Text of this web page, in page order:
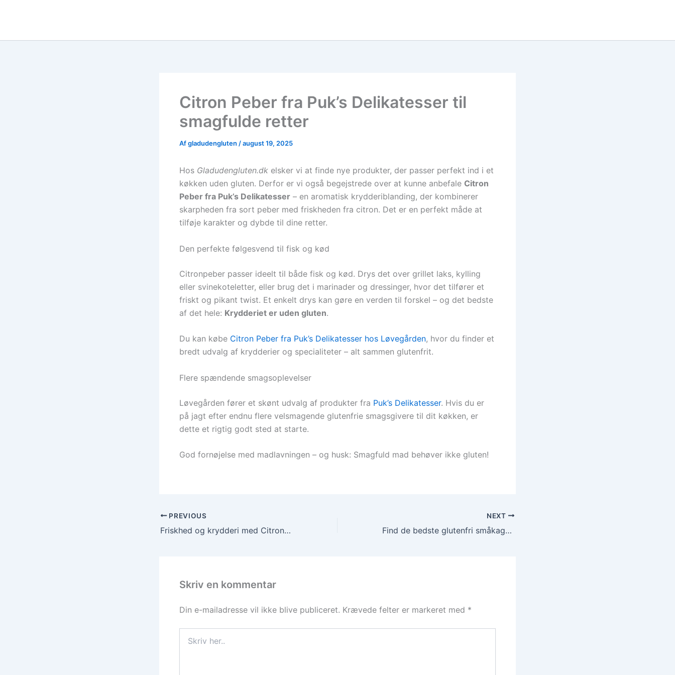
Citron Peber fra Puk’s Delikatesser til
smagfulde retter
Afgladudengluten /august 19, 2025
Hos Gladudengluten.dk elsker vi at finde nye produkter, der passer perfekt ind i et
køkken uden gluten. Derfor er vi også begejstrede over at kunne anbefale Citron
Peber fra Puk’s Delikatesser – en aromatisk krydderiblanding, der kombinerer
skarpheden fra sort peber med friskheden fra citron. Det er en perfekt måde at
tilføje karakter og dybde til dine retter.
Den perfekte følgesvend til fisk og kød
Citronpeber passer ideelt til både fisk og kød. Drys det over grillet laks, kylling
eller svinekoteletter, eller brug det i marinader og dressinger, hvor det tilfører et
friskt og pikant twist. Et enkelt drys kan gøre en verden til forskel – og det bedste
af det hele: Krydderiet er uden gluten.
Du kan købe Citron Peber fra Puk’s Delikatesser hos Løvegården, hvor du finder et
bredt udvalg af krydderier og specialiteter – alt sammen glutenfrit.
Flere spændende smagsoplevelser
Løvegården fører et skønt udvalg af produkter fra Puk’s Delikatesser. Hvis du er
på jagt efter endnu flere velsmagende glutenfrie smagsgivere til dit køkken, er
dette et rigtig godt sted at starte.
God fornøjelse med madlavningen – og husk: Smagfuld mad behøver ikke gluten!
PREVIOUS
Friskhed og krydderi med Citron Peber
NEXT
Find de bedste glutenfri småkager online
Skriv en kommentar
Din e-mailadresse vil ikke blive publiceret. Krævede felter er markeret med *
her..